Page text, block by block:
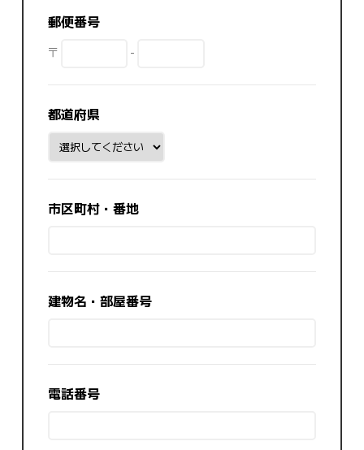
郵便番号
〒
-
都道府県
市区町村・番地
建物名・部屋番号
電話番号